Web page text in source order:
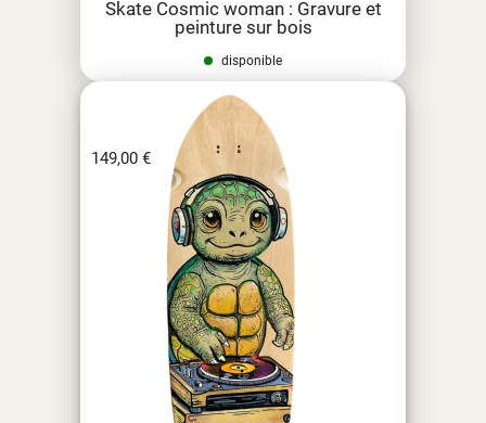
Skate Cosmic woman : Gravure et
peinture sur bois
disponible
149,00 €